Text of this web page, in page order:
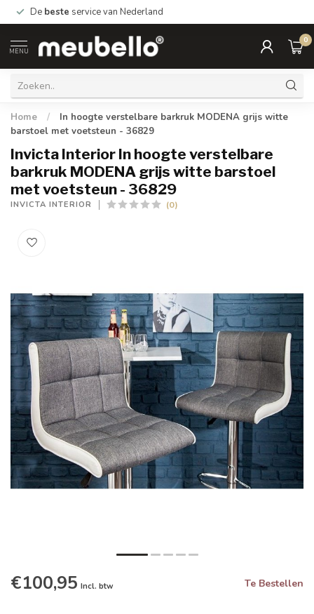
De beste service van Nederland
MENU
0
Home /
In hoogte verstelbare barkruk MODENA grijs witte
barstoel met voetsteun - 36829
Invicta Interior In hoogte verstelbare
barkruk MODENA grijs witte barstoel
met voetsteun - 36829
INVICTA INTERIOR (0)
€100,95 Incl. btw Te Bestellen